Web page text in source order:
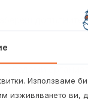
- родител.
да можеш да
Използваме
изживяването ви,